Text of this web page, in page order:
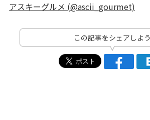
アスキーグルメ (@ascii_gourmet)
この記事をシェアしよう